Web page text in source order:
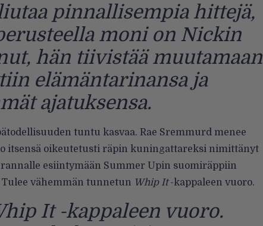
pinnallisempia hittejä,
moni on Nickin
hän tiivistää muutamaan
elämäntarinansa ja
ajatuksensa.
tuntu kasvaa. Rae Sremmurd menee
itsensä oikeutetusti räpin kuningattareksi nimittänyt
esiintymään Summer Upin suomiräppiin
It -kappaleen vuoro.
Tulee vähemmän tunnetun Whip It-kappaleen vuoro.